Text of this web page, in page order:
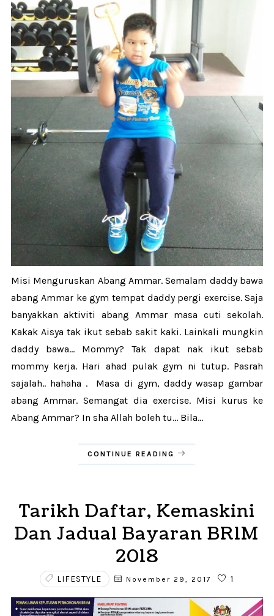
Misi Menguruskan Abang Ammar. Semalam daddy bawa
abang Ammar ke gym tempat daddy pergi exercise. Saja
banyakkan aktiviti abang Ammar masa cuti sekolah.
Kakak Aisya tak ikut sebab sakit kaki. Lainkali mungkin
daddy bawa... Mommy? Tak dapat nak ikut sebab
mommy kerja. Hari ahad pulak gym ni tutup. Pasrah
sajalah.. hahaha . Masa di gym, daddy wasap gambar
abang Ammar. Semangat dia exercise. Misi kurus ke
Abang Ammar? In sha Allah boleh tu... Bila...
CONTINUE READING
Tarikh Daftar, Kemaskini
Dan Jadual Bayaran BR1M
2018
LIFESTYLE November 29, 2017 1